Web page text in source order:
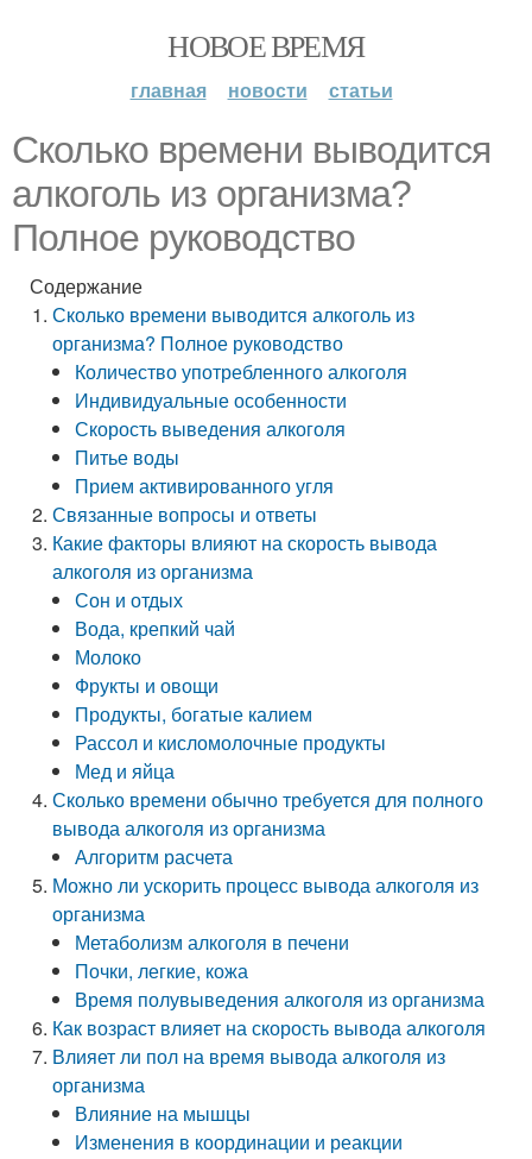
НОВОЕ ВРЕМЯ
главная новости статьи
Сколько времени выводится
алкоголь из организма?
Полное руководство
Содержание
Сколько времени выводится алкоголь из
организма? Полное руководство
Количество употребленного алкоголя
Индивидуальные особенности
Скорость выведения алкоголя
Питье воды
Прием активированного угля
Связанные вопросы и ответы
Какие факторы влияют на скорость вывода
алкоголя из организма
Сон и отдых
Вода, крепкий чай
Молоко
Фрукты и овощи
Продукты, богатые калием
Рассол и кисломолочные продукты
Мед и яйца
Сколько времени обычно требуется для полного
вывода алкоголя из организма
Алгоритм расчета
Можно ли ускорить процесс вывода алкоголя из
организма
Метаболизм алкоголя в печени
Почки, легкие, кожа
Время полувыведения алкоголя из организма
Как возраст влияет на скорость вывода алкоголя
Влияет ли пол на время вывода алкоголя из
организма
Влияние на мышцы
Изменения в координации и реакции